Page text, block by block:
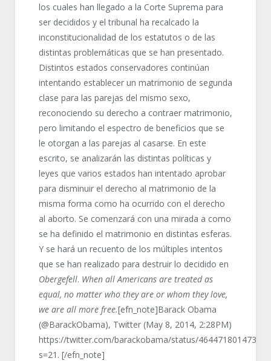
los cuales han llegado a la Corte Suprema para
ser decididos y el tribunal ha recalcado la
inconstitucionalidad de los estatutos o de las
distintas problemáticas que se han presentado.
Distintos estados conservadores continúan
intentando establecer un matrimonio de segunda
clase para las parejas del mismo sexo,
reconociendo su derecho a contraer matrimonio,
pero limitando el espectro de beneficios que se
le otorgan a las parejas al casarse. En este
escrito, se analizarán las distintas políticas y
leyes que varios estados han intentado aprobar
para disminuir el derecho al matrimonio de la
misma forma como ha ocurrido con el derecho
al aborto. Se comenzará con una mirada a como
se ha definido el matrimonio en distintas esferas.
Y se hará un recuento de los múltiples intentos
que se han realizado para destruir lo decidido en
Obergefell. When all Americans are treated as
equal, no matter who they are or whom they love,
we are all more free.[efn_note]Barack Obama
(@BarackObama), Twitter (May 8, 2014, 2:28PM)
https://twitter.com/barackobama/status/
s=21. [/efn_note]